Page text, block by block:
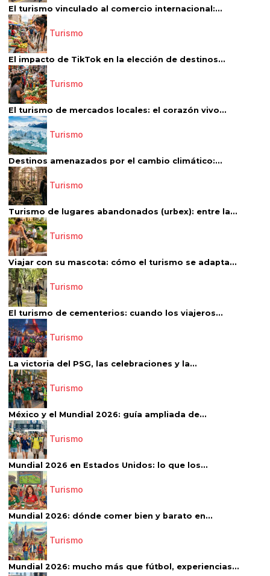
El turismo vinculado al comercio internacional:...
Turismo
El impacto de TikTok en la elección de destinos...
Turismo
El turismo de mercados locales: el corazón vivo...
Turismo
Destinos amenazados por el cambio climático:...
Turismo
Turismo de lugares abandonados (urbex): entre la...
Turismo
Viajar con su mascota: cómo el turismo se adapta...
Turismo
El turismo de cementerios: cuando los viajeros...
Turismo
La victoria del PSG, las celebraciones y la...
Turismo
México y el Mundial 2026: guía ampliada de...
Turismo
Mundial 2026 en Estados Unidos: lo que los...
Turismo
Mundial 2026: dónde comer bien y barato en...
Turismo
Mundial 2026: mucho más que fútbol, experiencias...